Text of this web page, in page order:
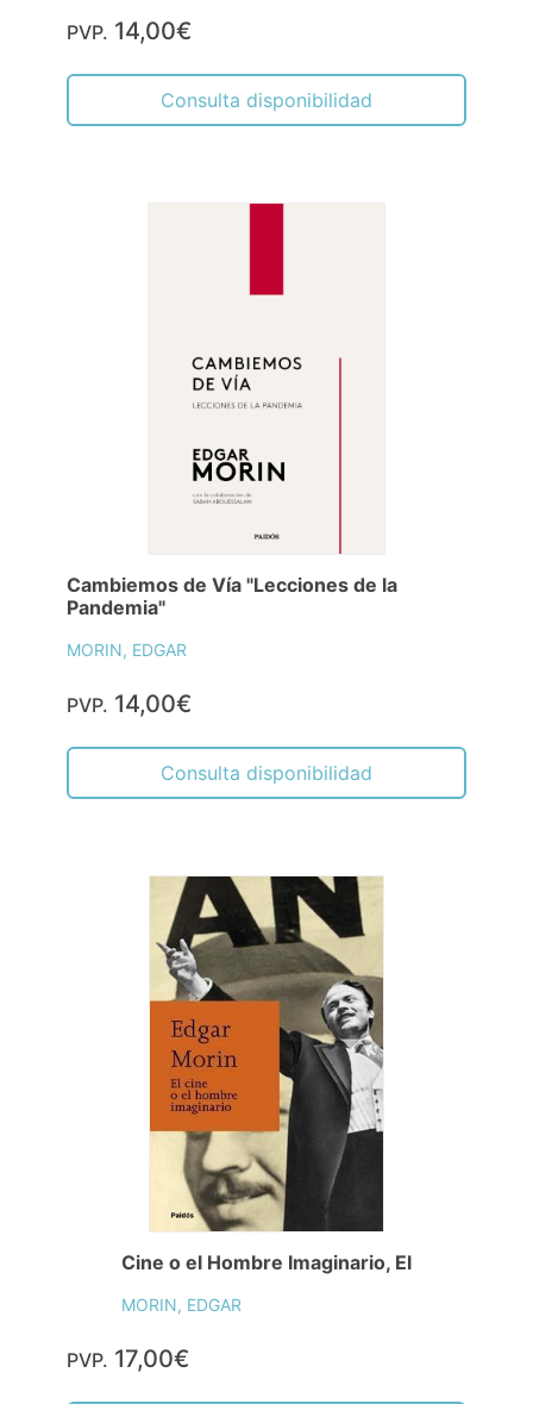
PVP. 14,00€
Consulta disponibilidad
Cambiemos de Vía "Lecciones de la
Pandemia"
MORIN, EDGAR
PVP. 14,00€
Consulta disponibilidad
Cine o el Hombre Imaginario, El
MORIN, EDGAR
PVP. 17,00€